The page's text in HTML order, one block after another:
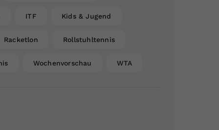
ITF Kids & Jugend
Racketlon Rollstuhltennis
Wochenvorschau WTA